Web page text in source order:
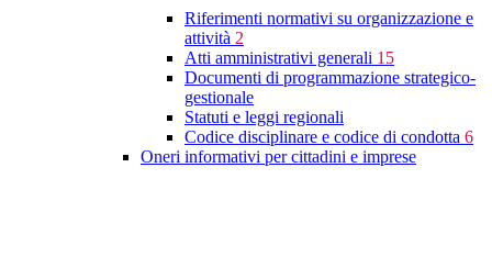
Riferimenti normativi su organizzazione e
attività 2
Atti amministrativi generali 15
Documenti di programmazione strategico-
gestionale
Statuti e leggi regionali
Codice disciplinare e codice di condotta 6
Oneri informativi per cittadini e imprese